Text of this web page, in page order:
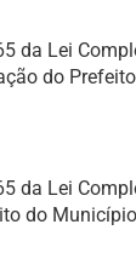
da Lei
do
da Lei
do